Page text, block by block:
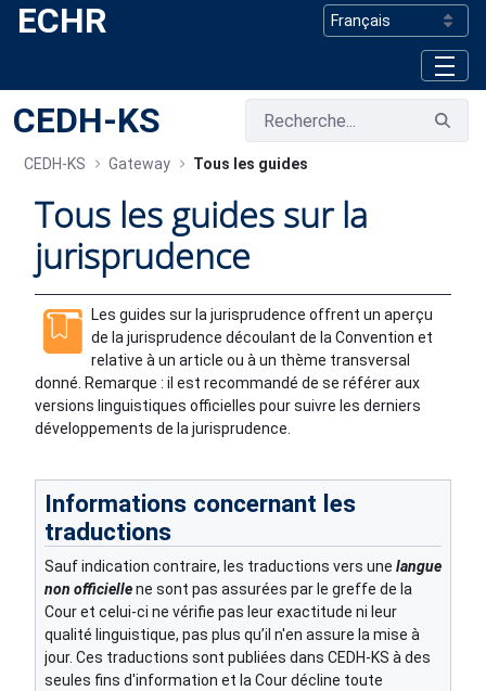
Saut au contenu principal
ECHR
CEDH-KS
CEDH-KS Gateway Tous les guides
Tous les guides sur la
jurisprudence
Les guides sur la jurisprudence offrent un aperçu
de la jurisprudence découlant de la Convention et
relative à un article ou à un thème transversal
donné. Remarque : il est recommandé de se référer aux
versions linguistiques officielles pour suivre les derniers
développements de la jurisprudence.
Informations concernant les
traductions
Sauf indication contraire, les traductions vers une langue
non officiellene sont pas assurées par le greffe de la
Cour et celui-ci ne vérifie pas leur exactitude ni leur
qualité linguistique, pas plus qu’il n'en assure la mise à
jour. Ces traductions sont publiées dans CEDH-KS à des
seules fins d'information et la Cour décline toute